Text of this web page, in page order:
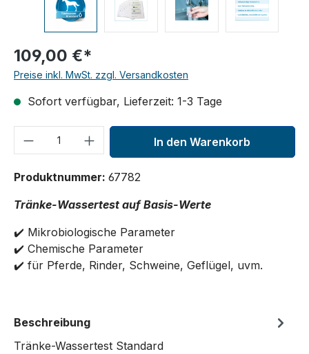
109,00 €*
Preise inkl. MwSt. zzgl. Versandkosten
Sofort verfügbar, Lieferzeit: 1-3 Tage
Produkt Anzahl: Gib denIn den Warenkorb
Produktnummer: 67782
Tränke-Wassertest auf Basis-Werte
✔️ Mikrobiologische Parameter
✔️ Chemische Parameter
✔️ für Pferde, Rinder, Schweine, Geflügel, uvm.
Beschreibung
Tränke-Wassertest Standard